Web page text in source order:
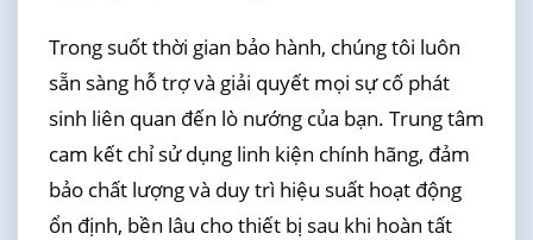
Trong suốt thời gian bảo hành, chúng tôi luôn
sẵn sàng hỗ trợ và giải quyết mọi sự cố phát
sinh liên quan đến lò nướng của bạn. Trung tâm
cam kết chỉ sử dụng linh kiện chính hãng, đảm
bảo chất lượng và duy trì hiệu suất hoạt động
ổn định, bền lâu cho thiết bị sau khi hoàn tất